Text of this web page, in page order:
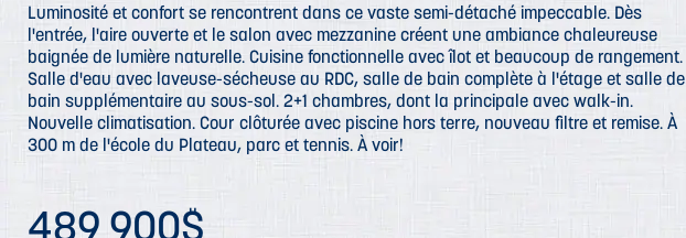
Luminosité et confort se rencontrent dans ce vaste semi-détaché impeccable. Dès
l'entrée, l'aire ouverte et le salon avec mezzanine créent une ambiance chaleureuse
baignée de lumière naturelle. Cuisine fonctionnelle avec îlot et beaucoup de rangement.
Salle d'eau avec laveuse-sécheuse au RDC, salle de bain complète à l'étage et salle de
bain supplémentaire au sous-sol. 2+1 chambres, dont la principale avec walk-in.
Nouvelle climatisation. Cour clôturée avec piscine hors terre, nouveau filtre et remise. À
300 m de l'école du Plateau, parc et tennis. À voir!
489 900$